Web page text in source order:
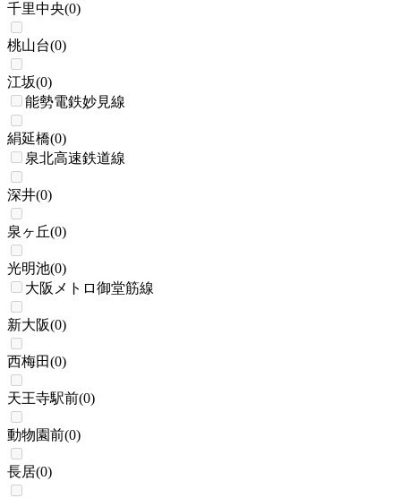
千里中央(0)
桃山台(0)
江坂(0)
能勢電鉄妙見線
絹延橋(0)
泉北高速鉄道線
深井(0)
泉ヶ丘(0)
光明池(0)
大阪メトロ御堂筋線
新大阪(0)
西梅田(0)
天王寺駅前(0)
動物園前(0)
長居(0)